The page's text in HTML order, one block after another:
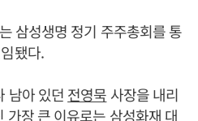
삼성생명 정기 주주총회를 통
됐다.
남아 있던 전영묵 사장을 내리
가장 큰 이유로는 삼성화재 대